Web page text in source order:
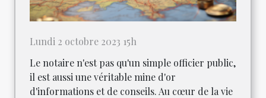
Lundi 2 octobre 2023 15h
Le notaire n'est pas qu'un simple officier public,
il est aussi une véritable mine d'or
d'informations et de conseils. Au cœur de la vie